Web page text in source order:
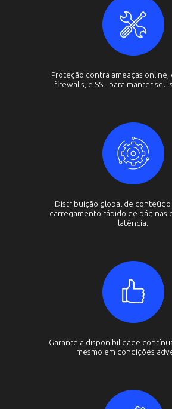
Proteção contra ameaças online,
firewalls, e SSL para manter seu
Distribuição global de conteúdo
carregamento rápido de páginas
latência.
Garante a disponibilidade
mesmo em condições